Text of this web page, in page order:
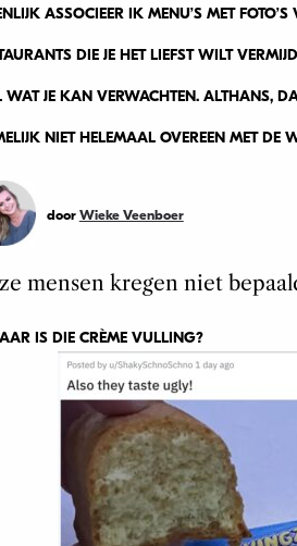
ASSOCIEER IK MENU’S MET
DIE JE HET LIEFST WILT
WAT JE KAN VERWACHTEN. ALTHANS,
NIET HELEMAAL OVEREEN MET DE
door Wieke Veenboer
mensen kregen niet
IS DIE CRÈME VULLING?